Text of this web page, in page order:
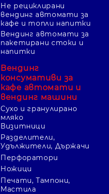
Не рециклирани
вендинг автомати за
кафе и топли напитки
Вендинг автомати за
пакетирани стоки и
напитки
Вендинг
консумативи за
кафе автомати и
вендинг машини
Сухо и гранулирано
мляко
Визитници
Разделители,
Удължители, Държачи
Перфоратори
Ножици
Печати, Тампони,
Мастила